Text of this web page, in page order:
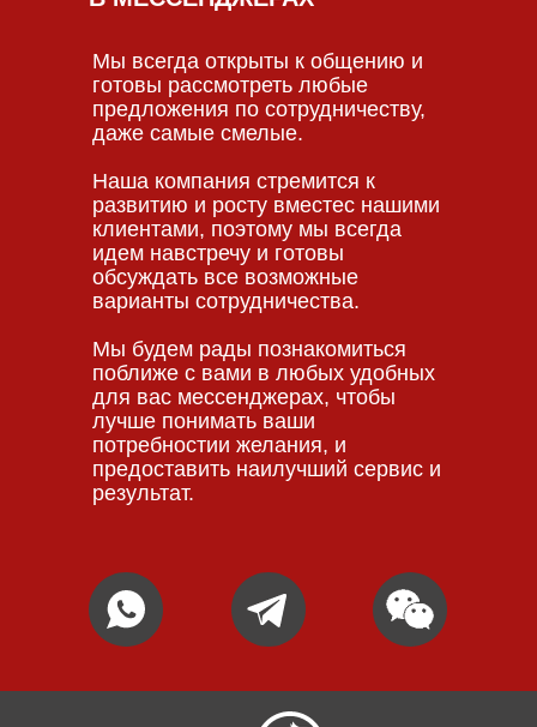
Мы всегда открыты к общению и
готовы рассмотреть любые
предложения по сотрудничеству,
даже самые смелые.
Наша компания стремится к
развитию и росту вместес нашими
клиентами, поэтому мы всегда
идем навстречу и готовы
обсуждать все возможные
варианты сотрудничества.
Мы будем рады познакомиться
поближе с вами в любых удобных
для вас мессенджерах, чтобы
лучше понимать ваши
потребностии желания, и
предоставить наилучший сервис и
результат.